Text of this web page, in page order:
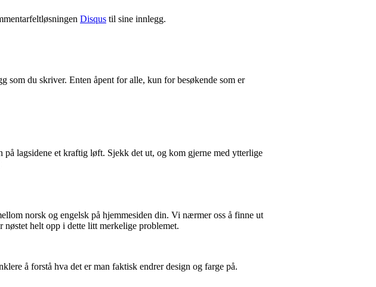
Disqus til sine innlegg.
som du skriver. Enten åpent for alle, kun for besøkende som er
lagsidene et kraftig løft. Sjekk det ut, og kom gjerne med ytterlige
norsk og engelsk på hjemmesiden din. Vi nærmer oss å finne ut
helt opp i dette litt merkelige problemet.
å forstå hva det er man faktisk endrer design og farge på.